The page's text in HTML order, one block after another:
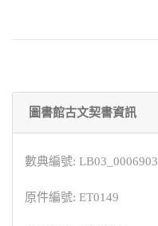
圖書館古文契書資訊
數典編號: LB03_0006903
原件編號: ET0149